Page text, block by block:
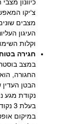
כיוונון
מצבים
וקלות
חגירה
במצב
החגורה,
הבטן
נקודת מגע
במיקום